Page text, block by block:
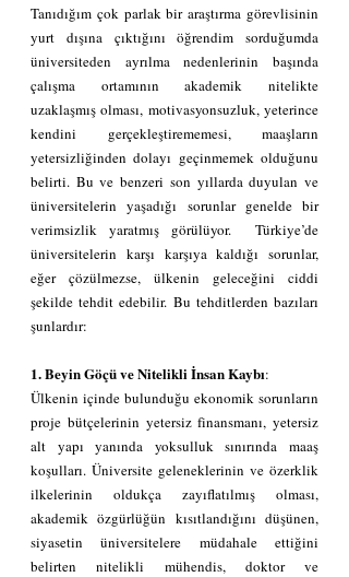
Tanıdığım çok parlak bir araştırma görevlisinin
yurt dışına çıktığını öğrendim sorduğumda
üniversiteden ayrılma nedenlerinin başında
çalışma ortamının akademik nitelikte
uzaklaşmış olması, motivasyonsuzluk, yeterince
kendini gerçekleştirememesi, maaşların
yetersizliğinden dolayı geçinmemek olduğunu
belirti. Bu ve benzeri son yıllarda duyulan ve
üniversitelerin yaşadığı sorunlar genelde bir
verimsizlik yaratmış görülüyor.  Türkiye’de
üniversitelerin karşı karşıya kaldığı sorunlar,
eğer çözülmezse, ülkenin geleceğini ciddi
şekilde tehdit edebilir. Bu tehditlerden bazıları
şunlardır:
1. Beyin Göçü ve Nitelikli İnsan Kaybı:
Ülkenin içinde bulunduğu ekonomik sorunların
proje bütçelerinin yetersiz finansmanı, yetersiz
alt yapı yanında yoksulluk sınırında maaş
koşulları. Üniversite geleneklerinin ve özerklik
ilkelerinin oldukça zayıflatılmış olması,
akademik özgürlüğün kısıtlandığını düşünen,
siyasetin üniversitelere müdahale ettiğini
belirten nitelikli mühendis, doktor ve